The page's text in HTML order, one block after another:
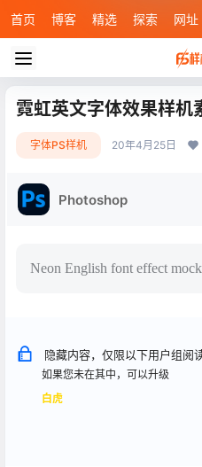
首页 博客 精选 探索 网址
霓虹英文字体效果样机
字体PS样机 20年4月25日
Photoshop
Neon English font effect
隐藏内容，仅限以下用户组阅
如果您未在其中，可以升级
白虎